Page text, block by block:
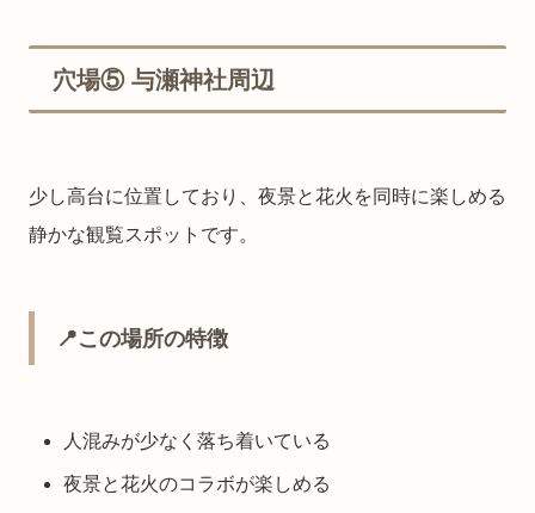
穴場⑤ 与瀬神社周辺
少し高台に位置しており、夜景と花火を同時に楽しめる
静かな観覧スポットです。
📍この場所の特徴
人混みが少なく落ち着いている
夜景と花火のコラボが楽しめる